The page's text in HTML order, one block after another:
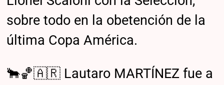
sobre todo en la obetención de la
última Copa América.
🐂🏀🇦🇷 Lautaro MARTÍNEZ fue a